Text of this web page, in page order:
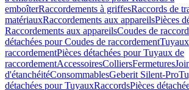
emboîterRaccordements à griffesRaccords de
matériauxRaccordements aux appareilsPièces
Raccordements aux appareilsCoudes de
détachées pour Coudes de raccordement
raccordementPièces détachées pour Tuyaux de
raccordementAccessoiresColliersFermetures
d'étanchéitéConsommablesGeberit Silent-Pro
détachées pour TuyauxRaccordsPièces